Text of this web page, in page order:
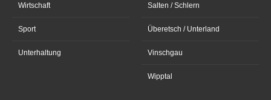
Wirtschaft
Sport
Unterhaltung
Salten / Schlern
Überetsch / Unterland
Vinschgau
Wipptal